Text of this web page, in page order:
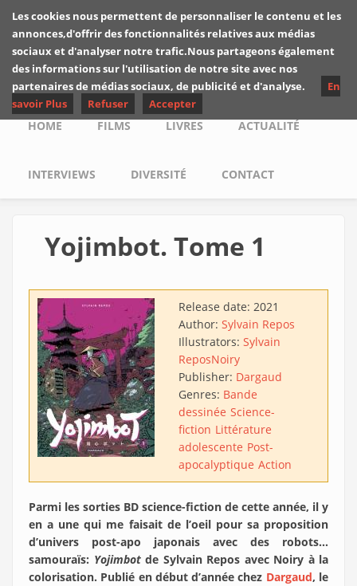
Skip to main content
Les critiques de
Yuyine
Main menu
HOME FILMS LIVRES ACTUALITÉ
INTERVIEWS DIVERSITÉ CONTACT
Yojimbot. Tome 1
Release date: 2021
Author: Sylvain Repos
Illustrators: Sylvain
ReposNoiry
Publisher: Dargaud
Genres: Bande
dessinée Science-
fiction Littérature
adolescente Post-
apocalyptique Action
Parmi les sorties BD science-fiction de cette année, il y
en a une qui me faisait de l’oeil pour sa proposition
d’univers post-apo japonais avec des robots…
samouraïs: Yojimbotde Sylvain Repos avec Noiry à la
colorisation. Publié en début d’année chez Dargaud, le
Les cookies nous permettent de personnaliser le contenu et les
annonces,d'offrir des fonctionnalités relatives aux médias
sociaux et d'analyser notre trafic.Nous partageons également
des informations sur l'utilisation de notre site avec nos
partenaires de médias sociaux, de publicité et d'analyse.
En
savoir Plus
Refuser Accepter